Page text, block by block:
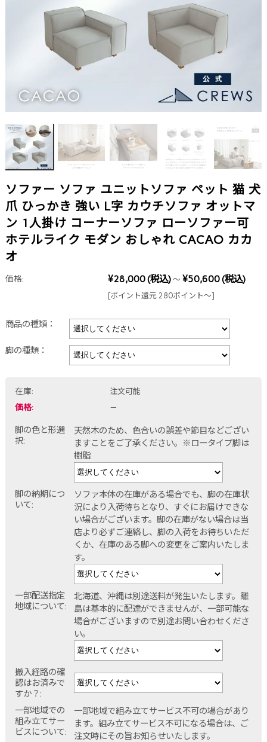
ソファー ソファ ユニットソファ ペット 猫 犬
爪 ひっかき 強い L字 カウチソファ オットマ
ン 1人掛け コーナーソファ ローソファー可
ホテルライク モダン おしゃれ CACAO カカ
オ
価格: ¥28,000(税込) ～ ¥50,600(税込)
[ポイント還元 280ポイント～]
商品の種類：
脚の種類：
在庫: 注文可能
価格: －
脚の色と形選
択:
天然木のため、色合いの誤差や節目などござい
ますことをご了承ください。※ロータイプ脚は
樹脂
脚の納期につ
いて:
ソファ本体の在庫がある場合でも、脚の在庫状
況により入荷待ちとなり、すぐにお届けできな
い場合がございます。脚の在庫がない場合は当
店より必ずご連絡し、脚の入荷をお待ちいただ
くか、在庫のある脚への変更をご案内いたしま
す。
一部配送指定
地域について:
北海道、沖縄は別途送料が発生いたします。離
島は基本的に配達ができませんが、一部可能な
場合がございますので別途お問い合わせくださ
い。
搬入経路の確
認はお済みで
すか？:
一部地域での
組み立てサー
ビスについて:
一部地域で組み立てサービス不可の場合があり
ます。組み立てサービス不可になる場合は、ご
注文時にその旨お知らせいたします。